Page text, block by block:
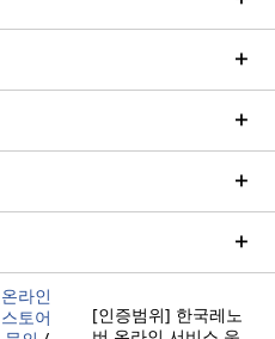
온라인
스토어
[인증범위] 한국레노